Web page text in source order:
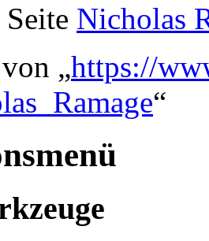
Nicholas
„https://
“